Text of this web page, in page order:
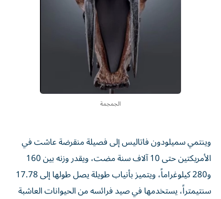
الجمجمة
وينتمي سميلودون فاتاليس إلى فصيلة منقرضة عاشت في
الأمريكتين حتى 10 آلاف سنة مضت، ويقدر وزنه بين 160
و280 كيلوغراماً، ويتميز بأنياب طويلة يصل طولها إلى 17.78
سنتيمتراً، يستخدمها في صيد فرائسه من الحيوانات العاشبة